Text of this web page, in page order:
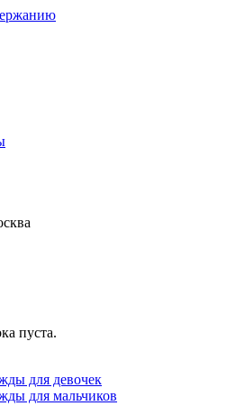
пуста.
для девочек
для мальчиков